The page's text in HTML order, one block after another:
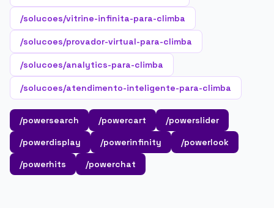
/solucoes/vitrine-infinita-para-climba
/solucoes/provador-virtual-para-climba
/solucoes/analytics-para-climba
/solucoes/atendimento-inteligente-para-climba
/powersearch /powercart
/powerslider
/powerdisplay
/powerinfinity
/powerlook
/powerhits
/powerchat